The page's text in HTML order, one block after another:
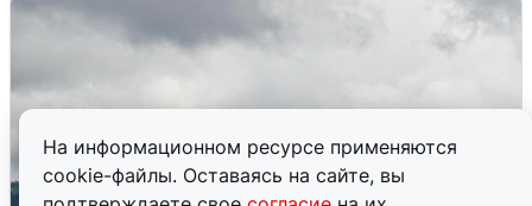
На информационном ресурсе применяются
cookie-файлы. Оставаясь на сайте, вы